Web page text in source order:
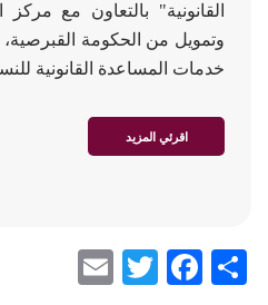
القانونية" بالتعاون مع مركز
وتمويل من الحكومة
خدمات المساعدة القانونية
اقرئي المزيد
Share
Facebook
Twitter